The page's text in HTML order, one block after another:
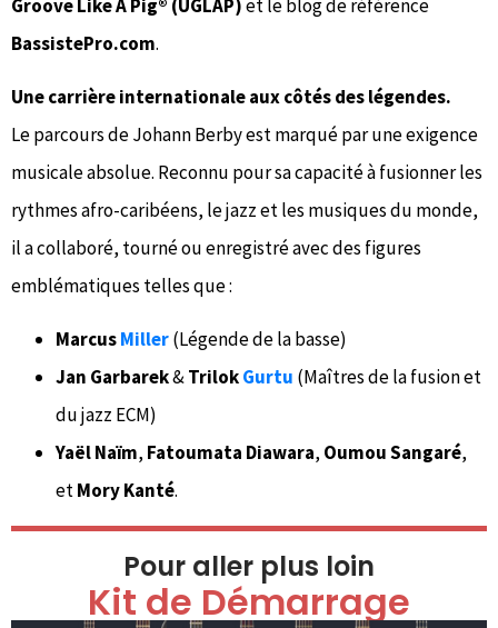
Groove Like A Pig® (UGLAP)et le blog de référence
BassistePro.com.
Une carrière internationale aux côtés des légendes.
Le parcours de Johann Berby est marqué par une exigence
musicale absolue. Reconnu pour sa capacité à fusionner les
rythmes afro-caribéens, le jazz et les musiques du monde,
il a collaboré, tourné ou enregistré avec des figures
emblématiques telles que :
MarcusMiller(Légende de la basse)
Jan Garbarek&TrilokGurtu (Maîtres de la fusion et
du jazz ECM)
Yaël Naïm, Fatoumata Diawara, Oumou Sangaré,
etMory Kanté.
Pour aller plus loin
Kit de Démarrage